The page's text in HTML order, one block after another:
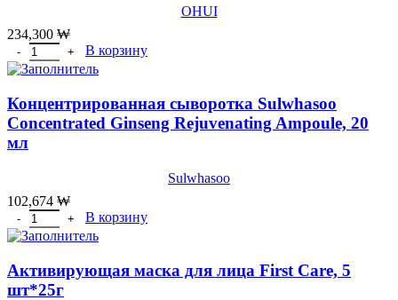
OHUI
234,300 ₩
Количество товара [OHUI]Ампульная масляная сыворотка
В корзину
Концентрированная сыворотка Sulwhasoo
Concentrated Ginseng Rejuvenating Ampoule, 20
мл
Sulwhasoo
102,674 ₩
Количество товара Концентрированная сыворотка Sulwhasoo
В корзину
Активирующая маска для лица First Care, 5
шт*25г